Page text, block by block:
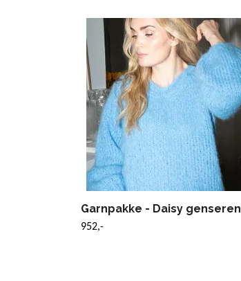
Garnpakke - Daisy genseren
952,-